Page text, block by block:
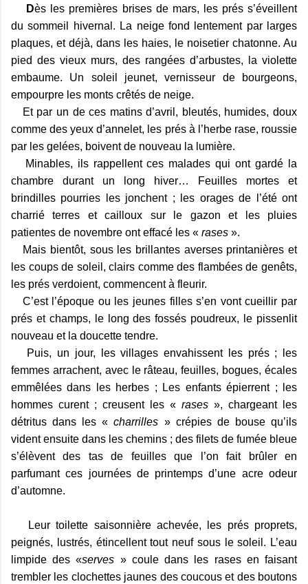
Dès les premières brises de mars, les prés s’éveillent
du sommeil hivernal. La neige fond lentement par larges
plaques, et déjà, dans les haies, le noisetier chatonne. Au
pied des vieux murs, des rangées d’arbustes, la violette
embaume. Un soleil jeunet, vernisseur de bourgeons,
empourpre les monts crêtés de neige.
Et par un de ces matins d’avril, bleutés, humides, doux
comme des yeux d’annelet, les prés à l’herbe rase, roussie
par les gelées, boivent de nouveau la lumière.
Minables, ils rappellent ces malades qui ont gardé la
chambre durant un long hiver… Feuilles mortes et
brindilles pourries les jonchent ; les orages de l’été ont
charrié terres et cailloux sur le gazon et les pluies
patientes de novembre ont effacé les « rases ».
Mais bientôt, sous les brillantes averses printanières et
les coups de soleil, clairs comme des flambées de genêts,
les prés verdoient, commencent à fleurir.
C’est l’époque ou les jeunes filles s’en vont cueillir par
prés et champs, le long des fossés poudreux, le pissenlit
nouveau et la doucette tendre.
Puis, un jour, les villages envahissent les prés ; les
femmes arrachent, avec le râteau, feuilles, bogues, écales
emmêlées dans les herbes ; Les enfants épierrent ; les
hommes curent ; creusent les « rases », chargeant les
détritus dans les «charrilles » crépies de bouse qu’ils
vident ensuite dans les chemins ; des filets de fumée bleue
s’élèvent des tas de feuilles que l’on fait brûler en
parfumant ces journées de printemps d’une acre odeur
d’automne.
Leur toilette saisonnière achevée, les prés proprets,
peignés, lustrés, étincellent tout neuf sous le soleil. L’eau
limpide des «serves » coule dans les rases en faisant
trembler les clochettes jaunes des coucous et des boutons